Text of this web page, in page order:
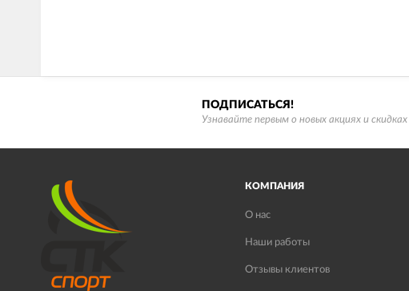
ПОДПИСАТЬСЯ!
Узнавайте первым о новых акциях и скидках
КОМПАНИЯ
О нас
Наши работы
Отзывы клиентов